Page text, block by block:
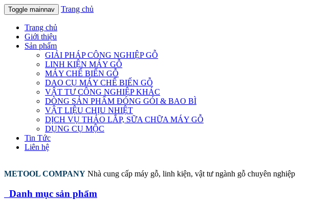
Toggle mainnav Trang chủ
Trang chủ
Giới thiệu
Sản phẩm
GIẢI PHÁP CÔNG NGHIỆP GỖ
LINH KIỆN MÁY GỖ
MÁY CHẾ BIẾN GỖ
DAO CỤ MÁY CHẾ BIẾN GỖ
VẬT TƯ CÔNG NGHIỆP KHÁC
DÒNG SẢN PHẨM ĐÓNG GÓI & BAO BÌ
VẬT LIỆU CHỊU NHIỆT
DỊCH VỤ THÁO LẮP, SỮA CHỮA MÁY GỖ
DỤNG CỤ MỘC
Tin Tức
Liên hệ
METOOL COMPANY Nhà cung cấp máy gỗ, linh kiện, vật tư ngành gỗ chuyên nghiệp
Danh mục sản phẩm